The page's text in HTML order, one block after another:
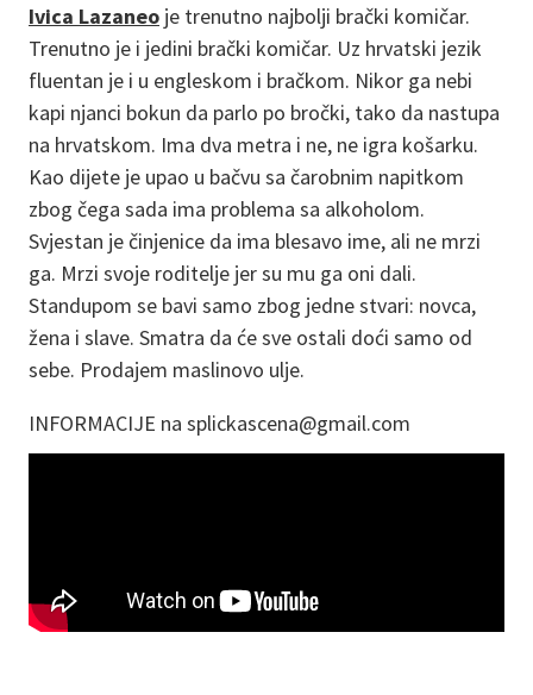
Ivica Lazaneo je trenutno najbolji brački komičar.
Trenutno je i jedini brački komičar. Uz hrvatski jezik
fluentan je i u engleskom i bračkom. Nikor ga nebi
kapi njanci bokun da parlo po bročki, tako da nastupa
na hrvatskom. Ima dva metra i ne, ne igra košarku.
Kao dijete je upao u bačvu sa čarobnim napitkom
zbog čega sada ima problema sa alkoholom.
Svjestan je činjenice da ima blesavo ime, ali ne mrzi
ga. Mrzi svoje roditelje jer su mu ga oni dali.
Standupom se bavi samo zbog jedne stvari: novca,
žena i slave. Smatra da će sve ostali doći samo od
sebe. Prodajem maslinovo ulje.
INFORMACIJE na splickascena@gmail.com